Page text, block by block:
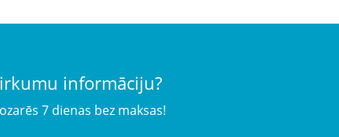
informāciju?
7 dienas bez maksas!